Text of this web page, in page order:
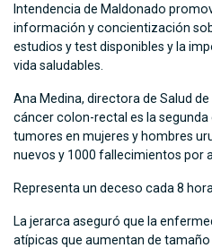
Intendencia de Maldonado
información y concientización
estudios y test disponibles y la
vida saludables.
Ana Medina, directora de Salud
cáncer colon-rectal es la
tumores en mujeres y hombres
nuevos y 1000 fallecimientos por
Representa un deceso cada 8
La jerarca aseguró que la
atípicas que aumentan de